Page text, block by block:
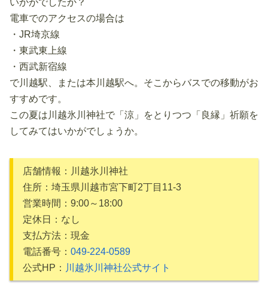
電車でのアクセスの場合は
・JR埼京線
・東武東上線
・西武新宿線
で川越駅、または本川越駅へ。そこからバスでの移動がお
すすめです。
この夏は川越氷川神社で「涼」をとりつつ「良縁」祈願を
してみてはいかがでしょうか。
店舗情報：川越氷川神社
住所：埼玉県川越市宮下町2丁目11-3
営業時間：9:00～18:00
定休日：なし
支払方法：現金
電話番号： 049-224-0589
公式HP： 川越氷川神社公式サイト